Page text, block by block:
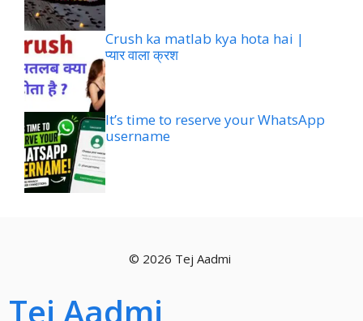
Crush ka matlab kya hota hai |
प्यार वाला क्रश
It’s time to reserve your WhatsApp
username
© 2026 Tej Aadmi
Tej Aadmi